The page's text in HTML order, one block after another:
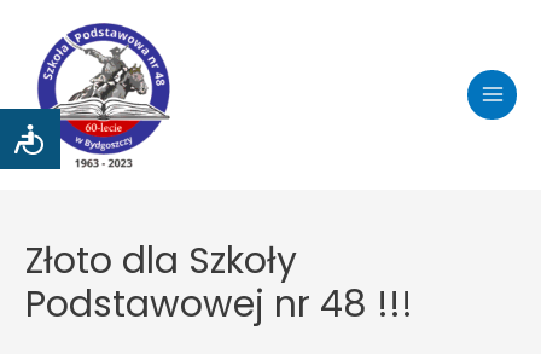
Złoto dla Szkoły
Podstawowej nr 48 !!!